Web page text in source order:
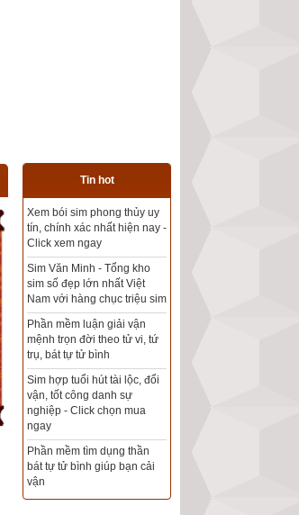
Tin hot
Tổng kho sim phong thủy -
Sim hợp tuổi - Sim hợp
Xem bói sim phong thủy
theo khoa học tử vi, tứ trụ
chính xác nhất
Mua sim Thần tài, Thần tài
theo bạn! Giao sim miễn phí
Xem ngày đẹp - chọn ngày
tốt khởi sự theo kinh dịch
chính xác nhất
Tổng Kho Sim Năm sinh 0x -
9x - 8x -7x -6x giá rẻ nhất thị
trường - Click xem ngay